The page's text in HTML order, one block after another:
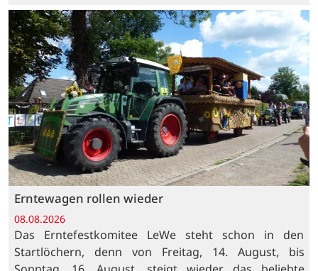
Erntewagen rollen wieder
08.08.2026
Das Erntefestkomitee LeWe steht schon in den
Startlöchern, denn von Freitag, 14. August, bis